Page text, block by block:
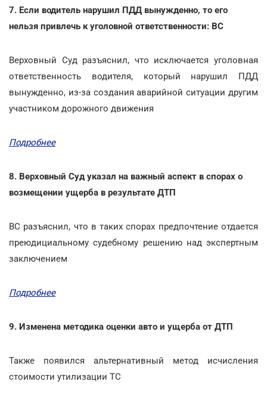
7. Если водитель нарушил ПДД вынужденно, то его
нельзя привлечь к уголовной ответственности: ВС
Верховный Суд разъяснил, что исключается уголовная
ответственность водителя, который нарушил ПДД
вынужденно, из-за создания аварийной ситуации другим
участником дорожного движения
Подробнее
8. Верховный Суд указал на важный аспект в спорах о
возмещении ущерба в результате ДТП
ВС разъяснил, что в таких спорах предпочтение отдается
преюдициальному судебному решению над экспертным
заключением
Подробнее
9. Изменена методика оценки авто и ущерба от ДТП
Также появился альтернативный метод исчисления
стоимости утилизации ТС